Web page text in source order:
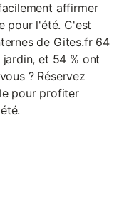
affirmer
pour l'été. C'est
de Gites.fr 64
et 54 % ont
? Réservez
pour profiter